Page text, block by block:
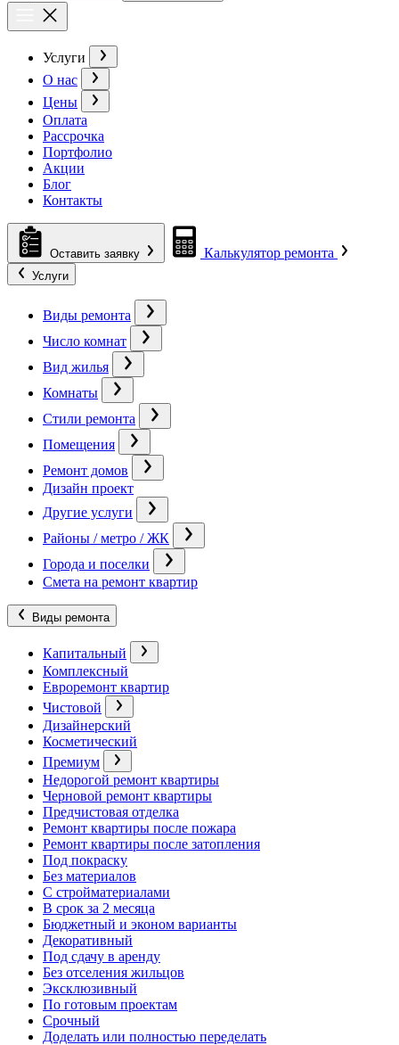
Услуги
О нас
Цены
Оплата
Рассрочка
Портфолио
Акции
Блог
Контакты
Оставить заявку Калькулятор ремонта
Услуги
Виды ремонта
Число комнат
Вид жилья
Комнаты
Стили ремонта
Помещения
Ремонт домов
Дизайн проект
Другие услуги
Районы / метро / ЖК
Города и поселки
Смета на ремонт квартир
Виды ремонта
Капитальный
Комплексный
Евроремонт квартир
Чистовой
Дизайнерский
Косметический
Премиум
Недорогой ремонт квартиры
Черновой ремонт квартиры
Предчистовая отделка
Ремонт квартиры после пожара
Ремонт квартиры после затопления
Под покраску
Без материалов
С стройматериалами
В срок за 2 месяца
Бюджетный и эконом варианты
Декоративный
Под сдачу в аренду
Без отселения жильцов
Эксклюзивный
По готовым проектам
Срочный
Доделать или полностью переделать